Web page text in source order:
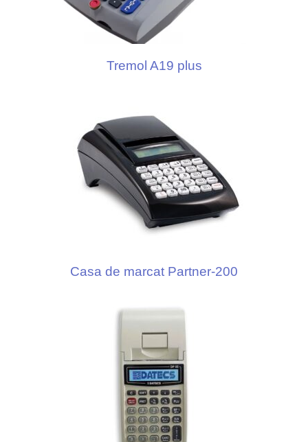
Tremol A19 plus
Casa de marcat Partner-200